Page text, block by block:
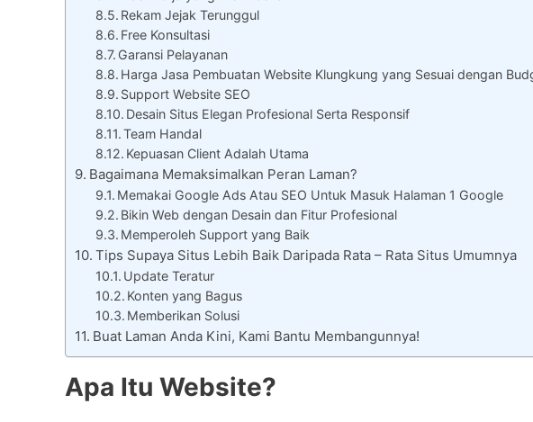
Rekam Jejak Terunggul
Free Konsultasi
Garansi Pelayanan
Harga Jasa Pembuatan Website Klungkung yang Sesuai dengan
Support Website SEO
Desain Situs Elegan Profesional Serta Responsif
Team Handal
Kepuasan Client Adalah Utama
Bagaimana Memaksimalkan Peran Laman?
Memakai Google Ads Atau SEO Untuk Masuk Halaman 1 Google
Bikin Web dengan Desain dan Fitur Profesional
Memperoleh Support yang Baik
Tips Supaya Situs Lebih Baik Daripada Rata – Rata Situs Umumnya
Update Teratur
Konten yang Bagus
Memberikan Solusi
Buat Laman Anda Kini, Kami Bantu Membangunnya!
Apa Itu Website?